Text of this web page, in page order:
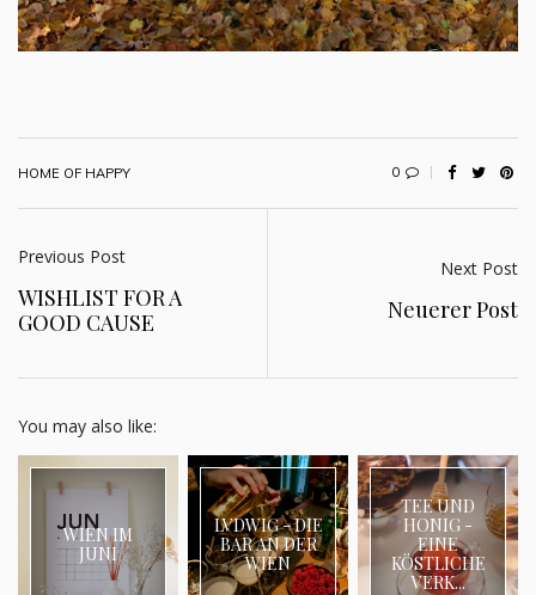
HOME OF HAPPY 0
Previous Post
WISHLIST FOR A
GOOD CAUSE
Next Post
Neuerer Post
You may also like:
WIEN IM
JUNI
LVDWIG - DIE
BAR AN DER
WIEN
TEE UND
HONIG -
EINE
KÖSTLICHE
VERK...